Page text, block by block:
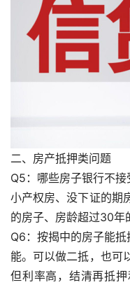
二、房产抵押类问题
Q5：哪些房子银行不接
小产权房、没下证的期
的房子、房龄超过30年
Q6：按揭中的房子能抵
能。可以做二抵，也可
但利率高，结清再抵